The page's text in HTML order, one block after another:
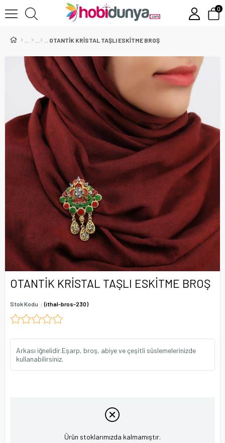
0
OTANTİK KRİSTAL TAŞLI ESKİTME BROŞ
OTANTİK KRİSTAL TAŞLI ESKİTME BROŞ
Stok Kodu (ithal-bros-230)
Arkası iğnelidir.Eşarp, broş, abiye ve çeşitli süslemelerinizde
kullanabilirsiniz.
Ürün stoklarımızda kalmamıştır.